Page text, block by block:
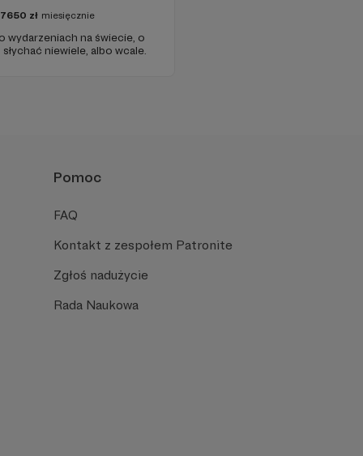
zł miesięcznie
wydarzeniach na świecie, o
niewiele, albo wcale.
Pomoc
FAQ
Kontakt z zespołem Patronite
Zgłoś nadużycie
Rada Naukowa